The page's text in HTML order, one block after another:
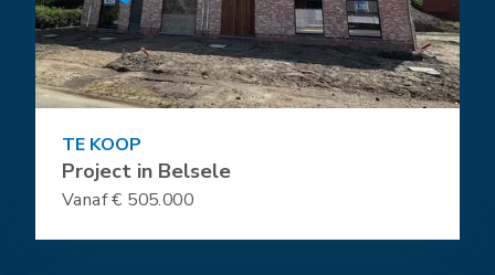
TE KOOP
Project in Belsele
Vanaf € 505.000